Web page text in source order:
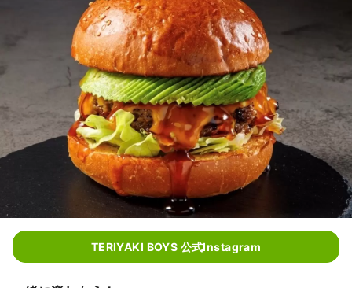
TERIYAKI BOYS 公式Instagram